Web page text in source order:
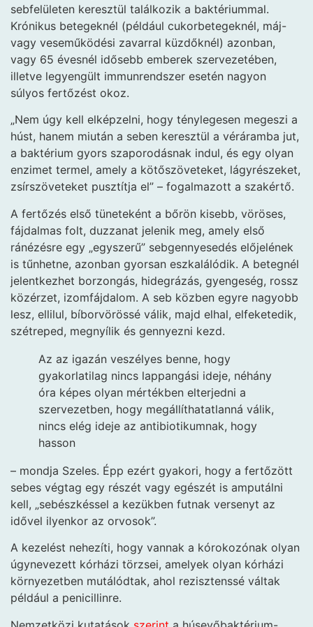
sebfelületen keresztül találkozik a baktériummal.
Krónikus betegeknél (például cukorbetegeknél, máj-
vagy veseműködési zavarral küzdőknél) azonban,
vagy 65 évesnél idősebb emberek szervezetében,
illetve legyengült immunrendszer esetén nagyon
súlyos fertőzést okoz.
„Nem úgy kell elképzelni, hogy ténylegesen megeszi a
húst, hanem miután a seben keresztül a véráramba jut,
a baktérium gyors szaporodásnak indul, és egy olyan
enzimet termel, amely a kötőszöveteket, lágyrészeket,
zsírszöveteket pusztítja el” – fogalmazott a szakértő.
A fertőzés első tüneteként a bőrön kisebb, vöröses,
fájdalmas folt, duzzanat jelenik meg, amely első
ránézésre egy „egyszerű” sebgennyesedés előjelének
is tűnhetne, azonban gyorsan eszkalálódik. A betegnél
jelentkezhet borzongás, hidegrázás, gyengeség, rossz
közérzet, izomfájdalom. A seb közben egyre nagyobb
lesz, ellilul, bíborvörössé válik, majd elhal, elfeketedik,
szétreped, megnyílik és gennyezni kezd.
Az az igazán veszélyes benne, hogy
gyakorlatilag nincs lappangási ideje, néhány
óra képes olyan mértékben elterjedni a
szervezetben, hogy megállíthatatlanná válik,
nincs elég ideje az antibiotikumnak, hogy
hasson
– mondja Szeles. Épp ezért gyakori, hogy a fertőzött
sebes végtag egy részét vagy egészét is amputálni
kell, „sebészkéssel a kezükben futnak versenyt az
idővel ilyenkor az orvosok”.
A kezelést nehezíti, hogy vannak a kórokozónak olyan
úgynevezett kórházi törzsei, amelyek olyan kórházi
környezetben mutálódtak, ahol rezisztenssé váltak
például a penicillinre.